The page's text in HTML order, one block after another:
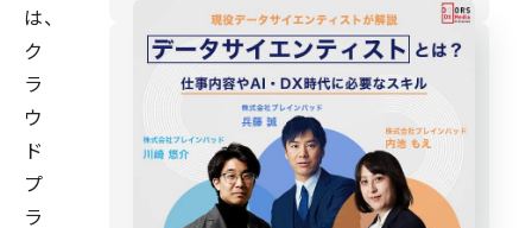
は、
ク
ラ
ウ
ド
プ
ラ